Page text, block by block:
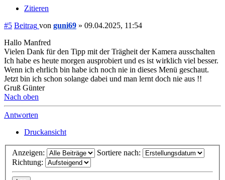
Zitieren
#5 Beitrag von guni69 » 09.04.2025, 11:54
Hallo Manfred
Vielen Dank für den Tipp mit der Trägheit der Kamera ausschalten
Ich habe es heute morgen ausprobiert und es ist wirklich viel besser.
Wenn ich ehrlich bin habe ich noch nie in dieses Menü geschaut.
Jetzt bin ich schon solange dabei und man lernt doch nie aus !!
Gruß Günter
Nach oben
Antworten
Druckansicht
Anzeigen:
Sortiere nach:
Richtung: